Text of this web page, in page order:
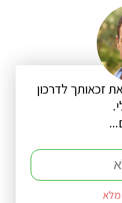
זכאותך לדרכון
מלא